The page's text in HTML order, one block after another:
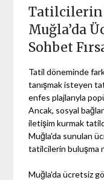
Tatilcilerin
Muğla’da
Sohbet
Tatil döneminde
tanışmak isteyen
enfes plajlarıyla
Ancak, sosyal
iletişim kurmak
Muğla'da sunulan
tatilcilerin buluşma
Muğla'da ücretsiz